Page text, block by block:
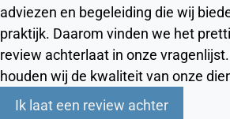
adviezen en begeleiding die wij
praktijk. Daarom vinden we het
review achterlaat in onze
houden wij de kwaliteit van onze
Ik laat een review achter